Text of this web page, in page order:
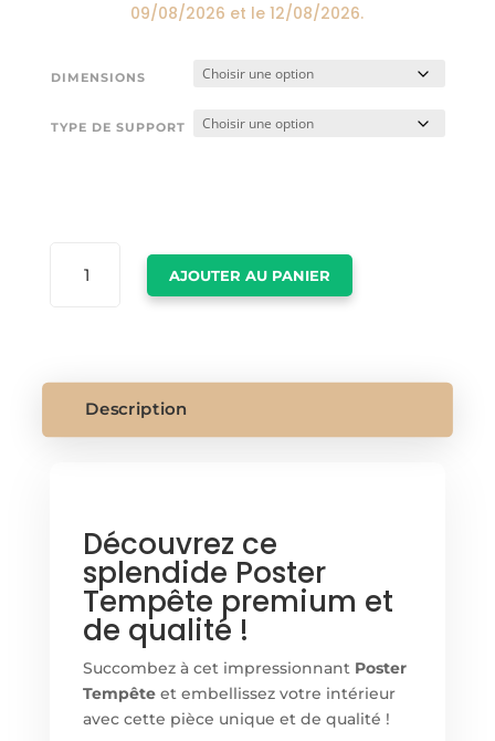
09/08/2026 et le12/08/2026.
DIMENSIONS
TYPE DE SUPPORT
AJOUTER AU PANIER
Description
Découvrez ce
splendide Poster
Tempête premium et
de qualité !
Succombez à cet impressionnant Poster
Tempêteet embellissez votre intérieur
avec cette pièce unique et de qualité !